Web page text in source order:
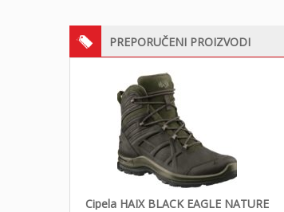
PREPORUČENI PROIZVODI
Cipela HAIX BLACK EAGLE NATURE